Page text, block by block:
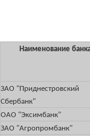
Наименование
ЗАО "Приднестровский
Сбербанк"
ОАО "Эксимбанк"
ЗАО "Агропромбанк"